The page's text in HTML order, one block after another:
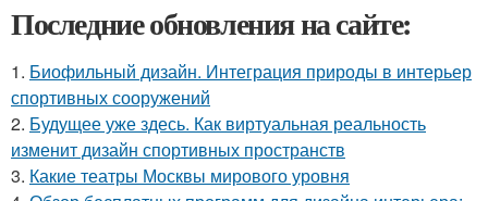
Последние обновления на сайте:
1. Биофильный дизайн. Интеграция природы в интерьер
спортивных сооружений
2. Будущее уже здесь. Как виртуальная реальность
изменит дизайн спортивных пространств
3. Какие театры Москвы мирового уровня